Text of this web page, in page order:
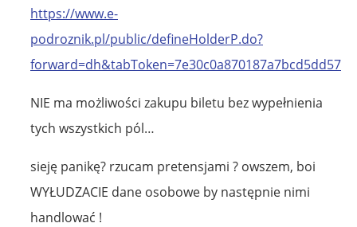
https://www.e-
podroznik.pl/public/defineHolderP.do?
NIE ma możliwości zakupu biletu bez wypełnienia
tych wszystkich pól…
sieję panikę? rzucam pretensjami ? owszem, boi
WYŁUDZACIE dane osobowe by następnie nimi
handlować !